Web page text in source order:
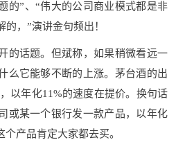
的”、“伟大的公司商业模式都是非
，”演讲金句频出！
的话题。但斌称，如果稍微看远一
么它能够不断的上涨。茅台酒的出
以年化11%的速度在提价。换句话
或某一个银行发一款产品，以年化
产品肯定大家都去买。